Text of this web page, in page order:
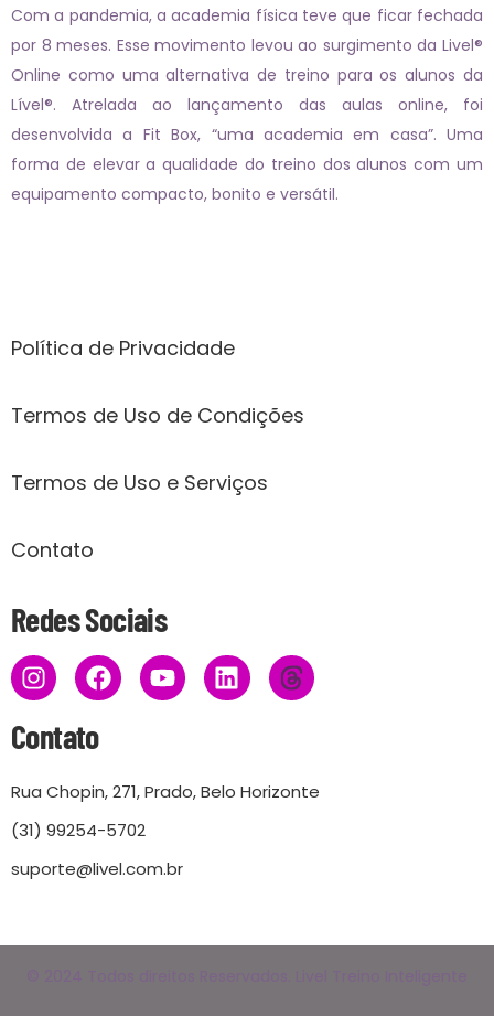
Com a pandemia, a academia física teve que ficar fechada
por 8 meses. Esse movimento levou ao surgimento da Livel®
Online como uma alternativa de treino para os alunos da
Lível®. Atrelada ao lançamento das aulas online, foi
desenvolvida a Fit Box, “uma academia em casa”. Uma
forma de elevar a qualidade do treino dos alunos com um
equipamento compacto, bonito e versátil.
Política de Privacidade
Termos de Uso de Condições
Termos de Uso e Serviços
Contato
Redes Sociais
Contato
Rua Chopin, 271, Prado, Belo Horizonte
(31) 99254-5702
suporte@livel.com.br